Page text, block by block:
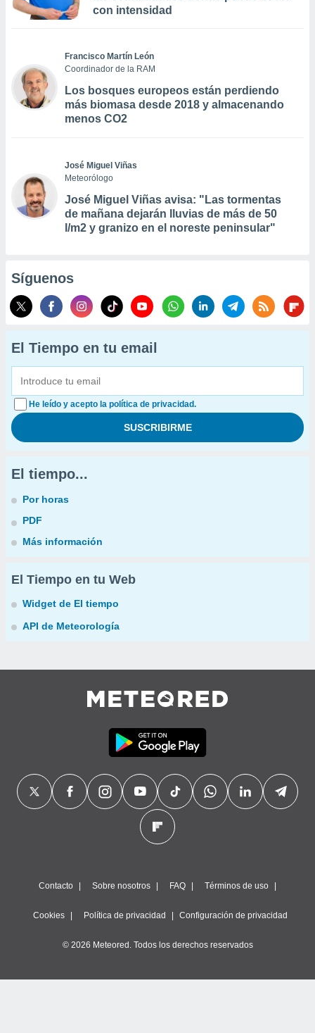
con intensidad
Francisco Martín León
Coordinador de la RAM
Los bosques europeos están perdiendo
más biomasa desde 2018 y almacenando
menos CO2
José Miguel Viñas
Meteorólogo
José Miguel Viñas avisa: "Las tormentas
de mañana dejarán lluvias de más de 50
l/m2 y granizo en el noreste peninsular"
Síguenos
El Tiempo en tu email
He leído y acepto la política de privacidad.
El tiempo...
Por horas
PDF
Más información
El Tiempo en tu Web
Widget de El tiempo
API de Meteorología
Contacto Sobre nosotros FAQ Términos de uso
Cookies Política de privacidad Configuración de privacidad
© 2026 Meteored. Todos los derechos reservados